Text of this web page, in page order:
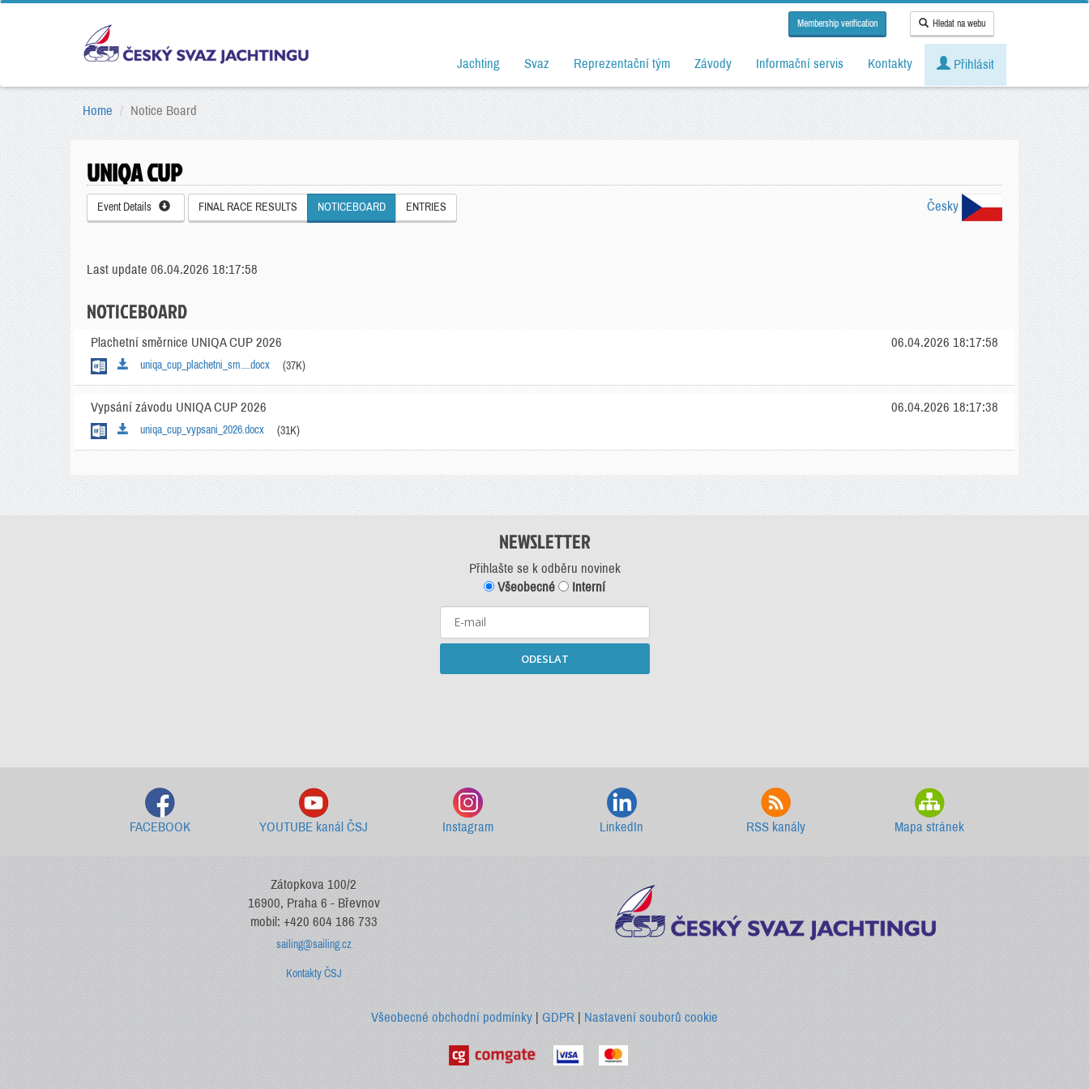
Membership verification Hledat na webu
Jachting Svaz Reprezentační tým Závody Informační servis Kontakty Přihlásit
Home Notice Board
UNIQA CUP
Event Details FINAL RACE RESULTS NOTICEBOARD ENTRIES Česky
Last update 06.04.2026 18:17:58
NOTICEBOARD
Plachetní směrnice UNIQA CUP 2026
uniqa_cup_plachetni_sm....docx (37K)
06.04.2026 18:17:58
Vypsání závodu UNIQA CUP 2026
uniqa_cup_vypsani_2026.docx (31K)
06.04.2026 18:17:38
NEWSLETTER
Přihlašte se k odběru novinek
Všeobecné
Interní
ODESLAT
FACEBOOK YOUTUBE kanál ČSJ Instagram LinkedIn RSS kanály Mapa stránek
Zátopkova 100/2
16900, Praha 6 - Břevnov
mobil: +420 604 186 733
sailing@sailing.cz
Kontakty ČSJ
Všeobecné obchodní podmínky| GDPR |Nastavení souborů cookie